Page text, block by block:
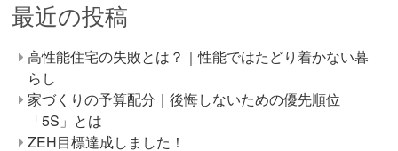
最近の投稿
高性能住宅の失敗とは？｜性能ではたどり着かない暮
らし
家づくりの予算配分｜後悔しないための優先順位
「5S」とは
ZEH目標達成しました！